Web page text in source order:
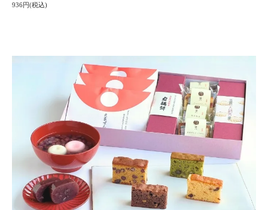
936円(税込)